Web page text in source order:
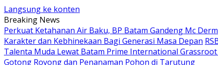
Langsung ke konten
Breaking News
Perkuat Ketahanan Air Baku, BP Batam Gandeng Mc
Karakter dan Kebhinekaan Bagi Generasi Masa Depan
Talenta Muda Lewat Batam Prime International Grassroot
Gotong Royong dan Penanaman Pohon di Tarutung ‎